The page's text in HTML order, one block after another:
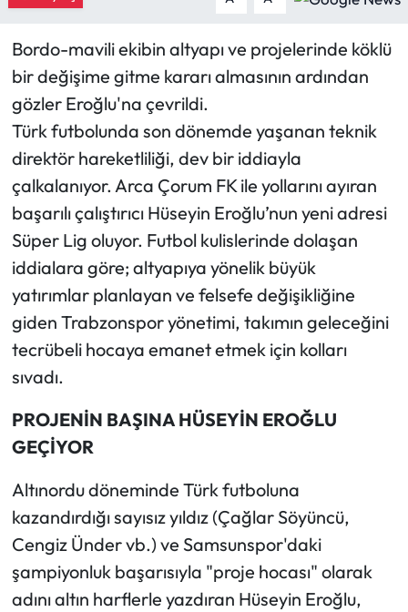
Bordo-mavili ekibin altyapı ve projelerinde köklü
bir değişime gitme kararı almasının ardından
gözler Eroğlu'na çevrildi.
​Türk futbolunda son dönemde yaşanan teknik
direktör hareketliliği, dev bir iddiayla
çalkalanıyor. Arca Çorum FK ile yollarını ayıran
başarılı çalıştırıcı Hüseyin Eroğlu’nun yeni adresi
Süper Lig oluyor. Futbol kulislerinde dolaşan
iddialara göre; altyapıya yönelik büyük
yatırımlar planlayan ve felsefe değişikliğine
giden Trabzonspor yönetimi, takımın geleceğini
tecrübeli hocaya emanet etmek için kolları
sıvadı.
​PROJENİN BAŞINA HÜSEYİN EROĞLU
GEÇİYOR
​Altınordu döneminde Türk futboluna
kazandırdığı sayısız yıldız (Çağlar Söyüncü,
Cengiz Ünder vb.) ve Samsunspor'daki
şampiyonluk başarısıyla "proje hocası" olarak
adını altın harflerle yazdıran Hüseyin Eroğlu,
Laçin Haberleri
Magazin
Mecitözü Haberleri
Oğuzlar Haberleri
Ortaköy Haberleri
Osmancık Haberleri
Otomotiv
Resmi Reklam
Sağlık
Siyaset
Spor